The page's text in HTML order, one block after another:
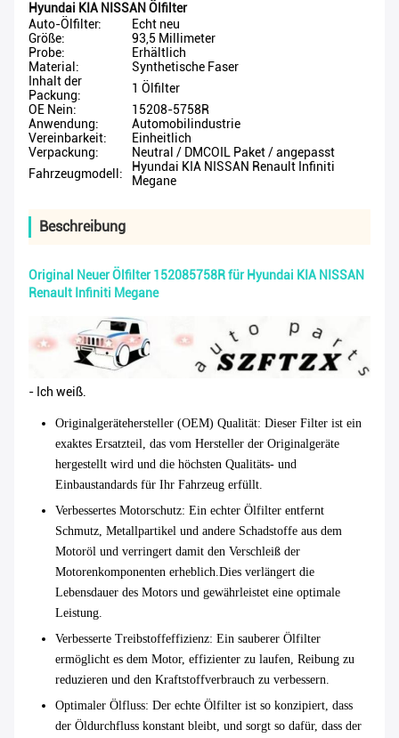
Hyundai KIA NISSAN Ölfilter
Auto-Ölfilter:
Echt neu
Größe:
93,5 Millimeter
Probe:
Erhältlich
Material:
Synthetische Faser
Inhalt der
Packung:
1 Ölfilter
OE Nein:
15208-5758R
Anwendung:
Automobilindustrie
Vereinbarkeit:
Einheitlich
Verpackung:
Neutral / DMCOIL Paket / angepasst
Fahrzeugmodell:
Hyundai KIA NISSAN Renault Infiniti
Megane
Beschreibung
Original Neuer Ölfilter 152085758R für Hyundai KIA NISSAN
Renault Infiniti Megane
- Ich weiß.
Originalgerätehersteller (OEM) Qualität: Dieser Filter ist ein
exaktes Ersatzteil, das vom Hersteller der Originalgeräte
hergestellt wird und die höchsten Qualitäts- und
Einbaustandards für Ihr Fahrzeug erfüllt.
Verbessertes Motorschutz: Ein echter Ölfilter entfernt
Schmutz, Metallpartikel und andere Schadstoffe aus dem
Motoröl und verringert damit den Verschleiß der
Motorenkomponenten erheblich.Dies verlängert die
Lebensdauer des Motors und gewährleistet eine optimale
Leistung.
Verbesserte Treibstoffeffizienz: Ein sauberer Ölfilter
ermöglicht es dem Motor, effizienter zu laufen, Reibung zu
reduzieren und den Kraftstoffverbrauch zu verbessern.
Optimaler Ölfluss: Der echte Ölfilter ist so konzipiert, dass
der Öldurchfluss konstant bleibt, und sorgt so dafür, dass der